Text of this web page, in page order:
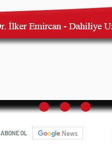
ABONE OL News